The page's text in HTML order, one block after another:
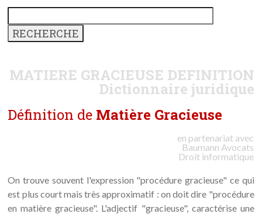
MATIERE GRACIEUSE DEFINITION
Dictionnaire juridique
Définition de Matière Gracieuse
en partenariat avec
Baumann Avocats
Droit informatique
On trouve souvent l'expression "procédure gracieuse" ce qui
est plus court mais très approximatif : on doit dire "procédure
en matière gracieuse". L'adjectif "gracieuse", caractérise une